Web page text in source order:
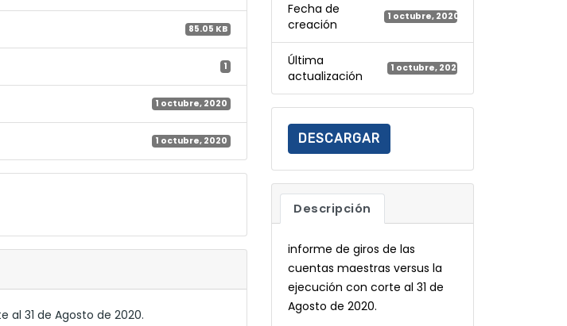
85.05 KB
1
1 octubre, 2020
1 octubre, 2020
31 de Agosto de 2020.
Fecha de
creación
1 octubre, 2020
Última
actualización
1 octubre, 2020
DESCARGAR
Descripción
informe de giros de las
cuentas maestras versus la
ejecución con corte al 31 de
Agosto de 2020.